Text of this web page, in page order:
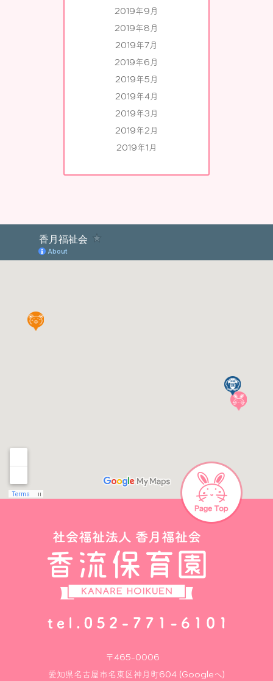
2019年9月
2019年8月
2019年7月
2019年6月
2019年5月
2019年4月
2019年3月
2019年2月
2019年1月
〒465-0006
愛知県名古屋市名東区神月町604 (Googleへ)